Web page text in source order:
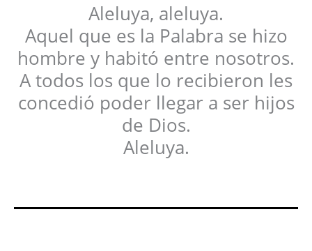
Aleluya, aleluya.
Aquel que es la Palabra se hizo
hombre y habitó entre nosotros.
A todos los que lo recibieron les
concedió poder llegar a ser hijos
de Dios.
Aleluya.